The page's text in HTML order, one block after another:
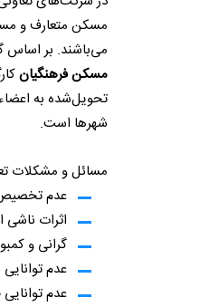
مسکن متعارف و
می‌باشند. بر اساس گزارش
مسکن فرهنگیان
شهرها است.
مسائل و مشکلات
عدم تخصیص
اثرات
گرانی و
عدم
عدم